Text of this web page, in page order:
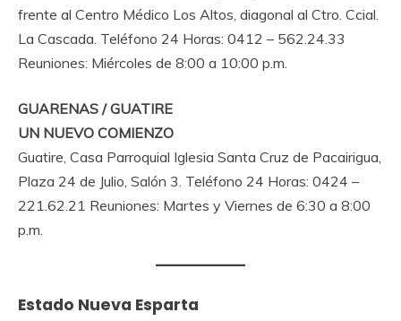
frente al Centro Médico Los Altos, diagonal al Ctro. Ccial.
La Cascada. Teléfono 24 Horas: 0412 – 562.24.33
Reuniones: Miércoles de 8:00 a 10:00 p.m.
GUARENAS / GUATIRE
UN NUEVO COMIENZO
Guatire, Casa Parroquial Iglesia Santa Cruz de Pacairigua,
Plaza 24 de Julio, Salón 3. Teléfono 24 Horas: 0424 –
221.62.21 Reuniones: Martes y Viernes de 6:30 a 8:00
p.m.
Estado Nueva Esparta